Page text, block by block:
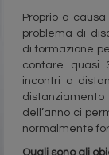
Proprio a
problema di
di formazione
contare quasi
incontri a
dell’anno ci
normalmente
Quali sono gli